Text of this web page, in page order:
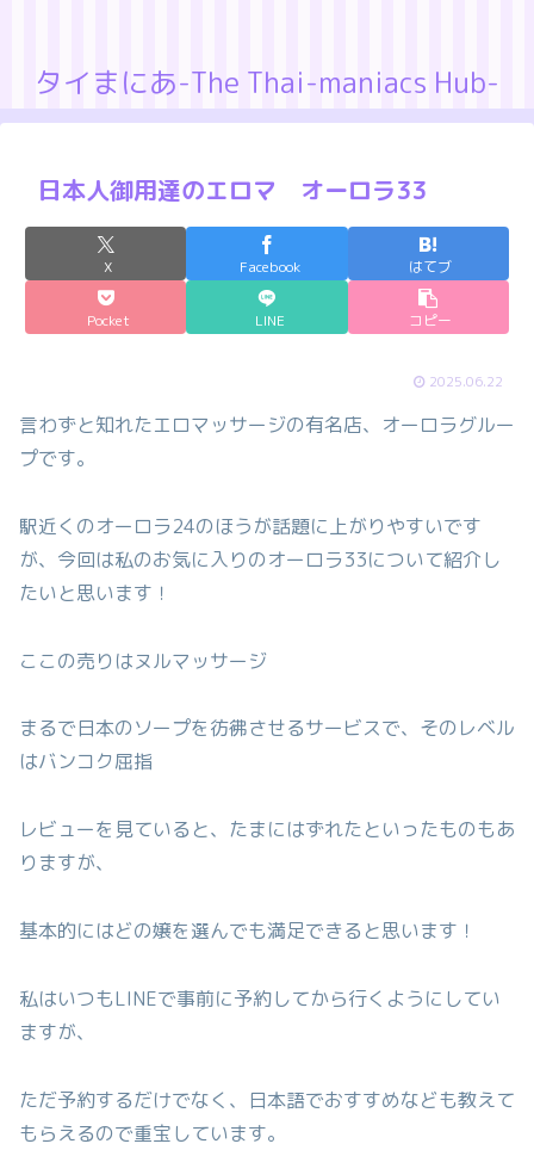
タイまにあ-The Thai-maniacs Hub-
日本人御用達のエロマ オーロラ33
X Facebook はてブ
Pocket LINE コピー
2025.06.22
言わずと知れたエロマッサージの有名店、オーロラグルー
プです。
駅近くのオーロラ24のほうが話題に上がりやすいです
が、今回は私のお気に入りのオーロラ33について紹介し
たいと思います！
ここの売りはヌルマッサージ
まるで日本のソープを彷彿させるサービスで、そのレベル
はバンコク屈指
レビューを見ていると、たまにはずれたといったものもあ
りますが、
基本的にはどの嬢を選んでも満足できると思います！
私はいつもLINEで事前に予約してから行くようにしてい
ますが、
ただ予約するだけでなく、日本語でおすすめなども教えて
もらえるので重宝しています。